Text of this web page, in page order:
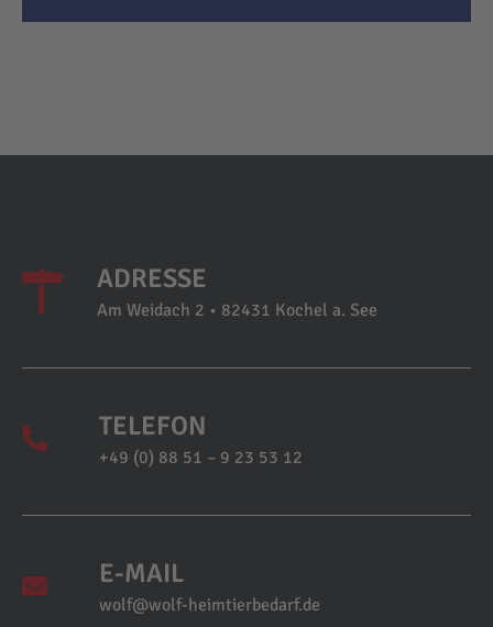
ADRESSE
Am Weidach 2 • 82431 Kochel a. See
TELEFON
+49 (0) 88 51 – 9 23 53 12
E-MAIL
wolf@wolf-heimtierbedarf.de